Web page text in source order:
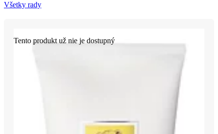
Všetky rady
Tento produkt už nie je dostupný